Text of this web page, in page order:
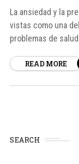
La ansiedad y la
vistas como una
problemas de
siempre en alerta
READ MORE
SEARCH